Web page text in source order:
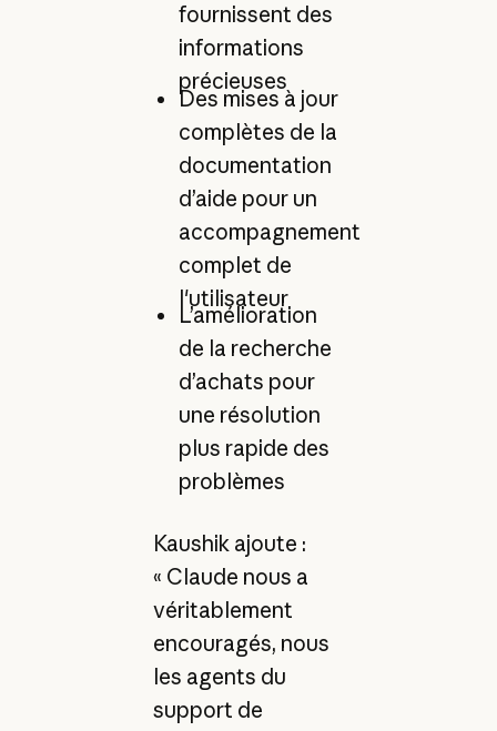
fournissent des
informations
précieuses
Des mises à jour
complètes de la
documentation
d’aide pour un
accompagnement
complet de
l'utilisateur
L’amélioration
de la recherche
d’achats pour
une résolution
plus rapide des
problèmes
Kaushik ajoute :
« Claude nous a
véritablement
encouragés, nous
les agents du
support de